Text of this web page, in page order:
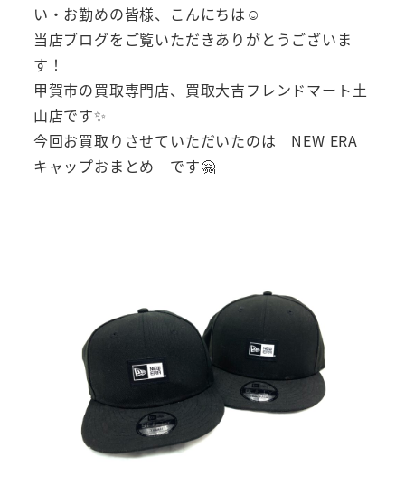
い・お勤めの皆様、こんにちは☺
当店ブログをご覧いただきありがとうございま
す！
甲賀市の買取専門店、買取大吉フレンドマート土
山店です✨
今回お買取りさせていただいたのは NEW ERA
キャップおまとめ です🤗